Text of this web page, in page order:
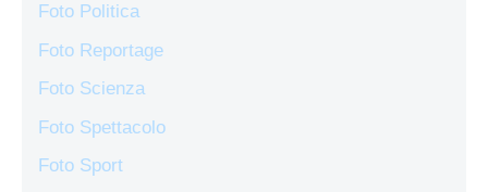
Foto Politica
Foto Reportage
Foto Scienza
Foto Spettacolo
Foto Sport